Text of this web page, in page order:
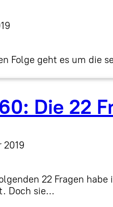
Folge geht es um die
Die 22
2019
22 Fragen
Doch sie…